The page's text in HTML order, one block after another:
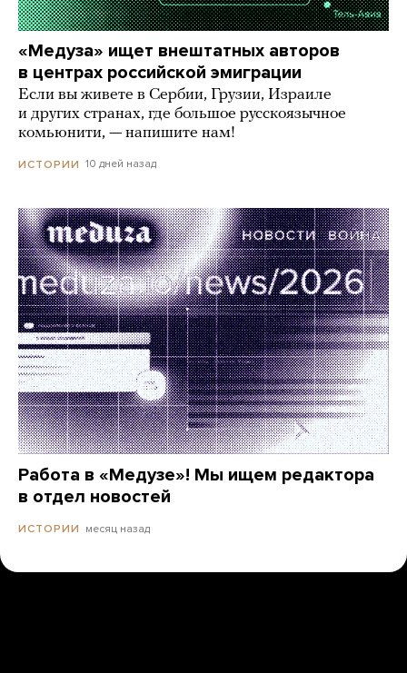
«Медуза» ищет внештатных авторов
в центрах российской эмиграции
Если вы живете в Сербии, Грузии, Израиле
и других странах, где большое русскоязычное
комьюнити, — напишите нам!
ИСТОРИИ 10 дней назад
Работа в «Медузе»! Мы ищем редактора
в отдел новостей
ИСТОРИИ месяц назад